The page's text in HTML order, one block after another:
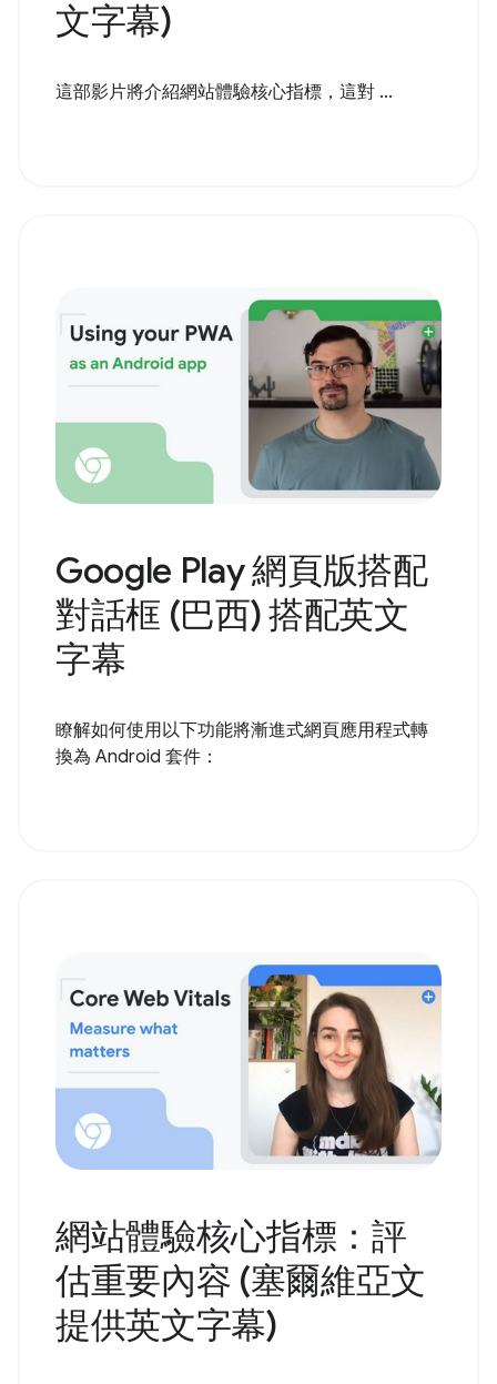
文字幕)
這部影片將介紹網站體驗核心指標，這對 ...
Google Play 網頁版搭配
對話框 (巴西) 搭配英文
字幕
瞭解如何使用以下功能將漸進式網頁應用程式轉
換為 Android 套件：
網站體驗核心指標：評
估重要內容 (塞爾維亞文
提供英文字幕)